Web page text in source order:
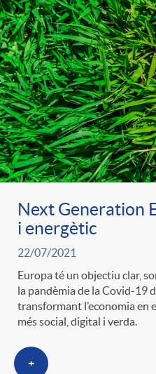
Next Generation
i energètic
22/07/2021
Europa té un objectiu clar,
la pandèmia de la Covid-19
transformant l’economia en
més social, digital i verda.
+